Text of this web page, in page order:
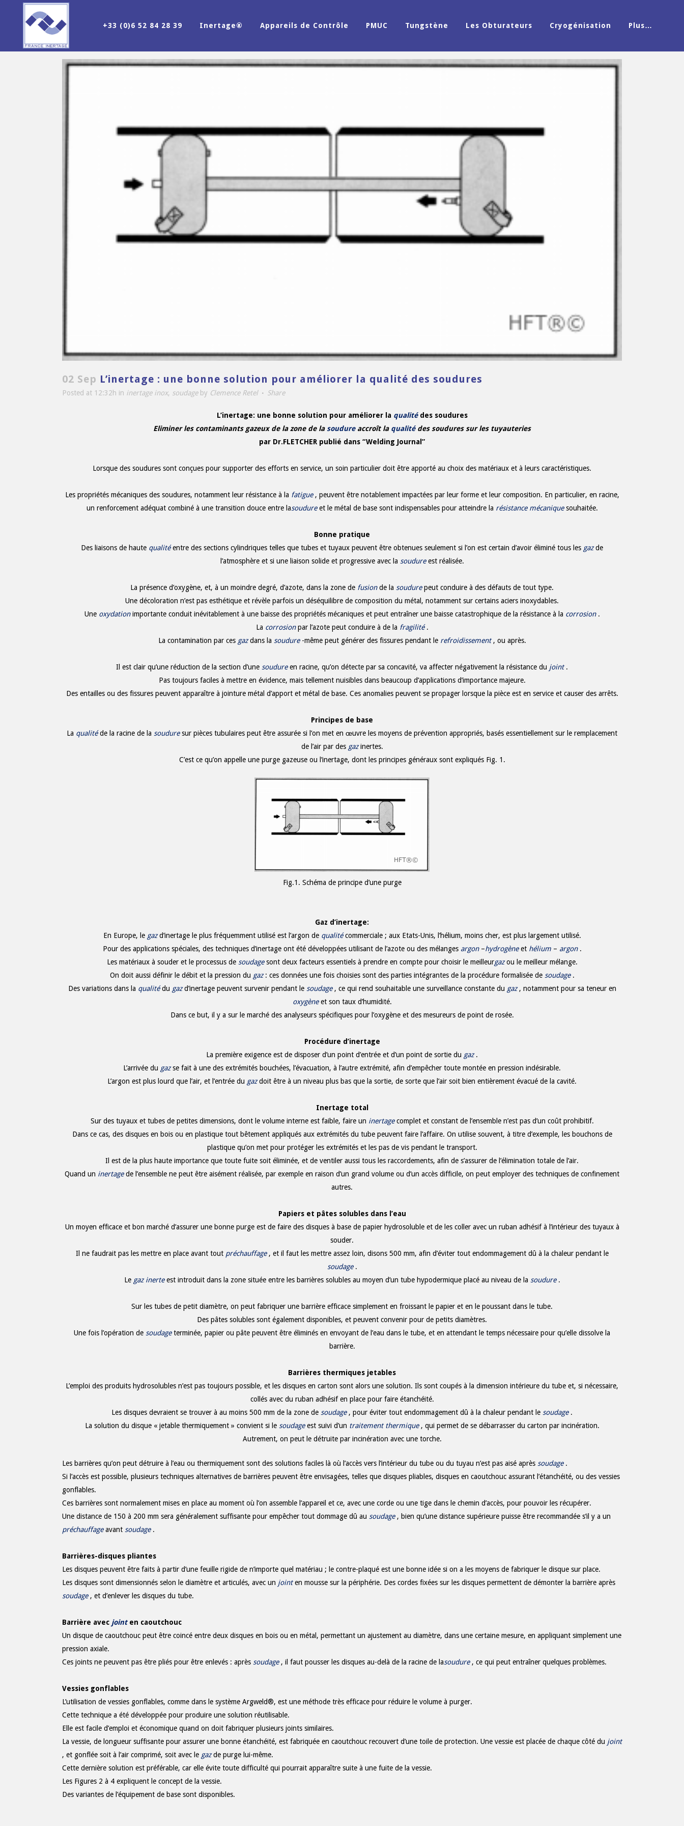
+33 (0)6 52 84 28 39 Inertage® Appareils de Contrôle PMUC Tungstène Les Obturateurs Cryogénisation Plus…
02 Sep L’inertage : une bonne solution pour améliorer la qualité des soudures
Posted at 12:32h in inertage inox, soudage by Clemence Retel Share
L’inertage: une bonne solution pour améliorer la qualité des soudures
Eliminer les contaminants gazeux de la zone de la soudure accroît la qualité des soudures sur les tuyauteries
par Dr.FLETCHER publié dans “Welding Journal”
Lorsque des soudures sont conçues pour supporter des efforts en service, un soin particulier doit être apporté au choix des matériaux et à leurs caractéristiques.
Les propriétés mécaniques des soudures, notamment leur résistance à la fatigue , peuvent être notablement impactées par leur forme et leur composition. En particulier, en racine,
un renforcement adéquat combiné à une transition douce entre lasoudure et le métal de base sont indispensables pour atteindre la résistance mécanique souhaitée.
Bonne pratique
Des liaisons de haute qualité entre des sections cylindriques telles que tubes et tuyaux peuvent être obtenues seulement si l’on est certain d’avoir éliminé tous les gaz de
l’atmosphère et si une liaison solide et progressive avec la soudure est réalisée.
La présence d’oxygène, et, à un moindre degré, d’azote, dans la zone de fusion de la soudure peut conduire à des défauts de tout type.
Une décoloration n’est pas esthétique et révèle parfois un déséquilibre de composition du métal, notamment sur certains aciers inoxydables.
Une oxydation importante conduit inévitablement à une baisse des propriétés mécaniques et peut entraîner une baisse catastrophique de la résistance à la corrosion .
La corrosion par l’azote peut conduire à de la fragilité .
La contamination par ces gaz dans la soudure -même peut générer des fissures pendant le refroidissement , ou après.
Il est clair qu’une réduction de la section d’une soudure en racine, qu’on détecte par sa concavité, va affecter négativement la résistance du joint .
Pas toujours faciles à mettre en évidence, mais tellement nuisibles dans beaucoup d’applications d’importance majeure.
Des entailles ou des fissures peuvent apparaître à jointure métal d’apport et métal de base. Ces anomalies peuvent se propager lorsque la pièce est en service et causer des arrêts.
Principes de base
La qualité de la racine de la soudure sur pièces tubulaires peut être assurée si l’on met en œuvre les moyens de prévention appropriés, basés essentiellement sur le remplacement
de l’air par des gaz inertes.
C’est ce qu’on appelle une purge gazeuse ou l’inertage, dont les principes généraux sont expliqués Fig. 1.
Fig.1. Schéma de principe d’une purge
Gaz d’inertage:
En Europe, le gaz d’inertage le plus fréquemment utilisé est l’argon de qualité commerciale ; aux Etats-Unis, l’hélium, moins cher, est plus largement utilisé.
Pour des applications spéciales, des techniques d’inertage ont été développées utilisant de l’azote ou des mélanges argon –hydrogène et hélium – argon .
Les matériaux à souder et le processus de soudage sont deux facteurs essentiels à prendre en compte pour choisir le meilleurgaz ou le meilleur mélange.
On doit aussi définir le débit et la pression du gaz : ces données une fois choisies sont des parties intégrantes de la procédure formalisée de soudage .
Des variations dans la qualité du gaz d’inertage peuvent survenir pendant le soudage , ce qui rend souhaitable une surveillance constante du gaz , notamment pour sa teneur en
oxygène et son taux d’humidité.
Dans ce but, il y a sur le marché des analyseurs spécifiques pour l’oxygène et des mesureurs de point de rosée.
Procédure d’inertage
La première exigence est de disposer d’un point d’entrée et d’un point de sortie du gaz .
L’arrivée du gaz se fait à une des extrémités bouchées, l’évacuation, à l’autre extrémité, afin d’empêcher toute montée en pression indésirable.
L’argon est plus lourd que l’air, et l’entrée du gaz doit être à un niveau plus bas que la sortie, de sorte que l’air soit bien entièrement évacué de la cavité.
Inertage total
Sur des tuyaux et tubes de petites dimensions, dont le volume interne est faible, faire un inertage complet et constant de l’ensemble n’est pas d’un coût prohibitif.
Dans ce cas, des disques en bois ou en plastique tout bêtement appliqués aux extrémités du tube peuvent faire l’affaire. On utilise souvent, à titre d’exemple, les bouchons de
plastique qu’on met pour protéger les extrémités et les pas de vis pendant le transport.
Il est de la plus haute importance que toute fuite soit éliminée, et de ventiler aussi tous les raccordements, afin de s’assurer de l’élimination totale de l’air.
Quand un inertage de l’ensemble ne peut être aisément réalisée, par exemple en raison d’un grand volume ou d’un accès difficile, on peut employer des techniques de confinement
autres.
Papiers et pâtes solubles dans l’eau
Un moyen efficace et bon marché d’assurer une bonne purge est de faire des disques à base de papier hydrosoluble et de les coller avec un ruban adhésif à l’intérieur des tuyaux à
souder.
Il ne faudrait pas les mettre en place avant tout préchauffage , et il faut les mettre assez loin, disons 500 mm, afin d’éviter tout endommagement dû à la chaleur pendant le
soudage .
Le gaz inerte est introduit dans la zone située entre les barrières solubles au moyen d’un tube hypodermique placé au niveau de la soudure .
Sur les tubes de petit diamètre, on peut fabriquer une barrière efficace simplement en froissant le papier et en le poussant dans le tube.
Des pâtes solubles sont également disponibles, et peuvent convenir pour de petits diamètres.
Une fois l’opération de soudage terminée, papier ou pâte peuvent être éliminés en envoyant de l’eau dans le tube, et en attendant le temps nécessaire pour qu’elle dissolve la
barrière.
Barrières thermiques jetables
L’emploi des produits hydrosolubles n’est pas toujours possible, et les disques en carton sont alors une solution. Ils sont coupés à la dimension intérieure du tube et, si nécessaire,
collés avec du ruban adhésif en place pour faire étanchéité.
Les disques devraient se trouver à au moins 500 mm de la zone de soudage , pour éviter tout endommagement dû à la chaleur pendant le soudage .
La solution du disque « jetable thermiquement » convient si le soudage est suivi d’un traitement thermique , qui permet de se débarrasser du carton par incinération.
Autrement, on peut le détruite par incinération avec une torche.
Les barrières qu’on peut détruire à l’eau ou thermiquement sont des solutions faciles là où l’accès vers l’intérieur du tube ou du tuyau n’est pas aisé après soudage .
Si l’accès est possible, plusieurs techniques alternatives de barrières peuvent être envisagées, telles que disques pliables, disques en caoutchouc assurant l’étanchéité, ou des vessies
gonflables.
Ces barrières sont normalement mises en place au moment où l’on assemble l’appareil et ce, avec une corde ou une tige dans le chemin d’accès, pour pouvoir les récupérer.
Une distance de 150 à 200 mm sera généralement suffisante pour empêcher tout dommage dû au soudage , bien qu’une distance supérieure puisse être recommandée s’il y a un
préchauffage avant soudage .
Barrières-disques pliantes
Les disques peuvent être faits à partir d’une feuille rigide de n’importe quel matériau ; le contre-plaqué est une bonne idée si on a les moyens de fabriquer le disque sur place.
Les disques sont dimensionnés selon le diamètre et articulés, avec un joint en mousse sur la périphérie. Des cordes fixées sur les disques permettent de démonter la barrière après
soudage , et d’enlever les disques du tube.
Barrière avec joint en caoutchouc
Un disque de caoutchouc peut être coincé entre deux disques en bois ou en métal, permettant un ajustement au diamètre, dans une certaine mesure, en appliquant simplement une
pression axiale.
Ces joints ne peuvent pas être pliés pour être enlevés : après soudage , il faut pousser les disques au-delà de la racine de lasoudure , ce qui peut entraîner quelques problèmes.
Vessies gonflables
L’utilisation de vessies gonflables, comme dans le système Argweld®, est une méthode très efficace pour réduire le volume à purger.
Cette technique a été développée pour produire une solution réutilisable.
Elle est facile d’emploi et économique quand on doit fabriquer plusieurs joints similaires.
La vessie, de longueur suffisante pour assurer une bonne étanchéité, est fabriquée en caoutchouc recouvert d’une toile de protection. Une vessie est placée de chaque côté du joint
, et gonflée soit à l’air comprimé, soit avec le gaz de purge lui-même.
Cette dernière solution est préférable, car elle évite toute difficulté qui pourrait apparaître suite à une fuite de la vessie.
Les Figures 2 à 4 expliquent le concept de la vessie.
Des variantes de l’équipement de base sont disponibles.